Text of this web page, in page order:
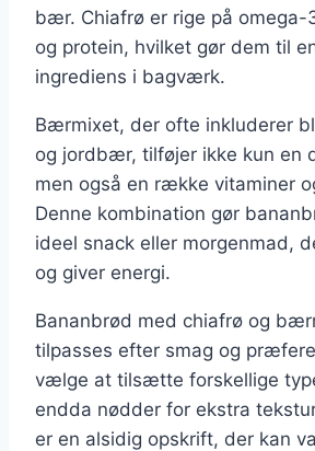
bær. Chiafrø er rige på
og protein, hvilket gør dem til
ingrediens i bagværk.
Bærmixet, der ofte inkluderer
og jordbær, tilføjer ikke kun en
men også en række vitaminer
Denne kombination gør
ideel snack eller morgenmad,
og giver energi.
Bananbrød med chiafrø og
tilpasses efter smag og
vælge at tilsætte forskellige
endda nødder for ekstra
er en alsidig opskrift, der kan